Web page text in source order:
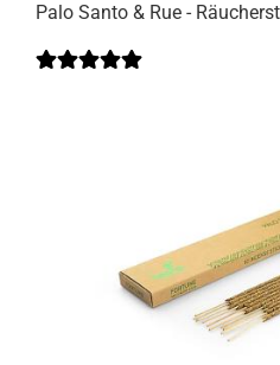
Palo Santo & Rue -